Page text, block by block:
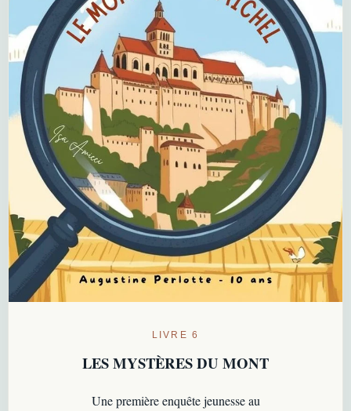
LIVRE 6
LES MYSTÈRES DU MONT
Une première enquête jeunesse au